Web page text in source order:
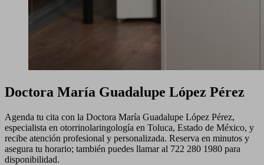
Doctora María Guadalupe López Pérez
Agenda tu cita con la Doctora María Guadalupe López Pérez,
especialista en otorrinolaringología en Toluca, Estado de México, y
recibe atención profesional y personalizada. Reserva en minutos y
asegura tu horario; también puedes llamar al 722 280 1980 para
disponibilidad.